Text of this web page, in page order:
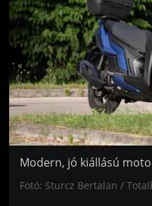
Modern, jó kiállású
Fotó: Sturcz Bertalan /